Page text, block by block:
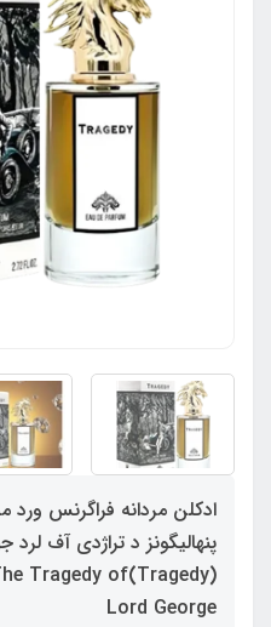
ادکلن مردانه فراگرنس ورد
پنهالیگونز د تراژدی آف لرد
The Tragedy of
Lord George